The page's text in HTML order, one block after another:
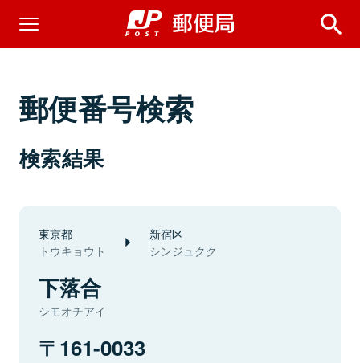
郵便番号検索
検索結果
東京都
トウキョウト
新宿区
シンジュクク
下落合
シモオチアイ
161-0033